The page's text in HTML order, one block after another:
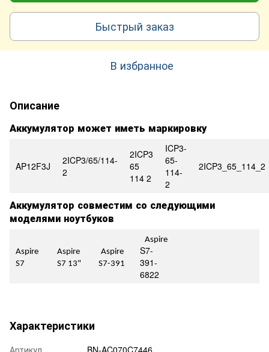
Быстрый заказ
В избранное
Описание
Аккумулятор может иметь маркировку
AP12F3J
2ICP3/65/114-
2
2ICP3
65
114 2
ICP3-
65-
114-
2
2ICP3_65_114_2
Аккумулятор совместим со следующими
моделями ноутбуков
Aspire
S7
Aspire
S7 13"
Aspire
S7-391
Aspire
S7-
391-
6822
Характеристики